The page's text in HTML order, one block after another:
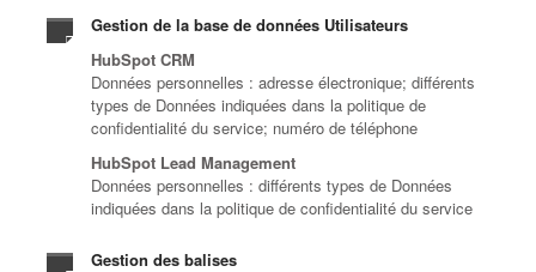
Gestion de la base de données Utilisateurs
HubSpot CRM
Données personnelles : adresse électronique; différents
types de Données indiquées dans la politique de
confidentialité du service; numéro de téléphone
HubSpot Lead Management
Données personnelles : différents types de Données
indiquées dans la politique de confidentialité du service
Gestion des balises